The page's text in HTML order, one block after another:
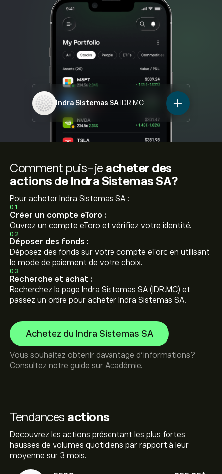
Indra Sistemas SA IDR.MC
Tendances actions
Decouvrez les actions présentant les plus fortes
hausses de volumes quotidiens par rapport à leur
moyenne sur 3 mois.
Comment puis-je acheter des
actions de Indra Sistemas SA?
Pour acheter Indra Sistemas SA :
01
Créer un compte eToro :
Ouvrez un compte eToro et vérifiez votre identité.
02
Déposer des fonds :
Déposez des fonds sur votre compte eToro en utilisant
le mode de paiement de votre choix.
03
Recherche et achat :
Recherchez la page Indra Sistemas SA (IDR.MC) et
passez un ordre pour acheter Indra Sistemas SA.
Achetez du Indra Sistemas SA
Vous souhaitez obtenir davantage d'informations?
Consultez notre guide sur Académie.